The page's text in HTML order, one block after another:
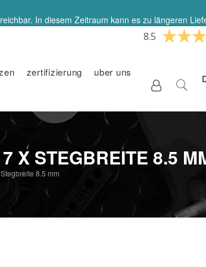
In diesem Zeitraum kann es zu längeren
8.5
zertifizierung
uber uns
Store
wählen
X STEGBREITE 8.5
8.5 mm